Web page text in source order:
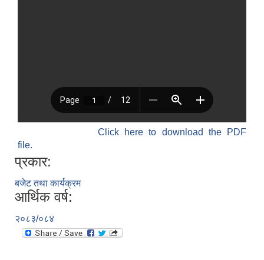
Click here to download the PDF
file.
प्रकार:
बजेट तथा कार्यक्रम
आर्थिक वर्ष:
२०८३/०८४